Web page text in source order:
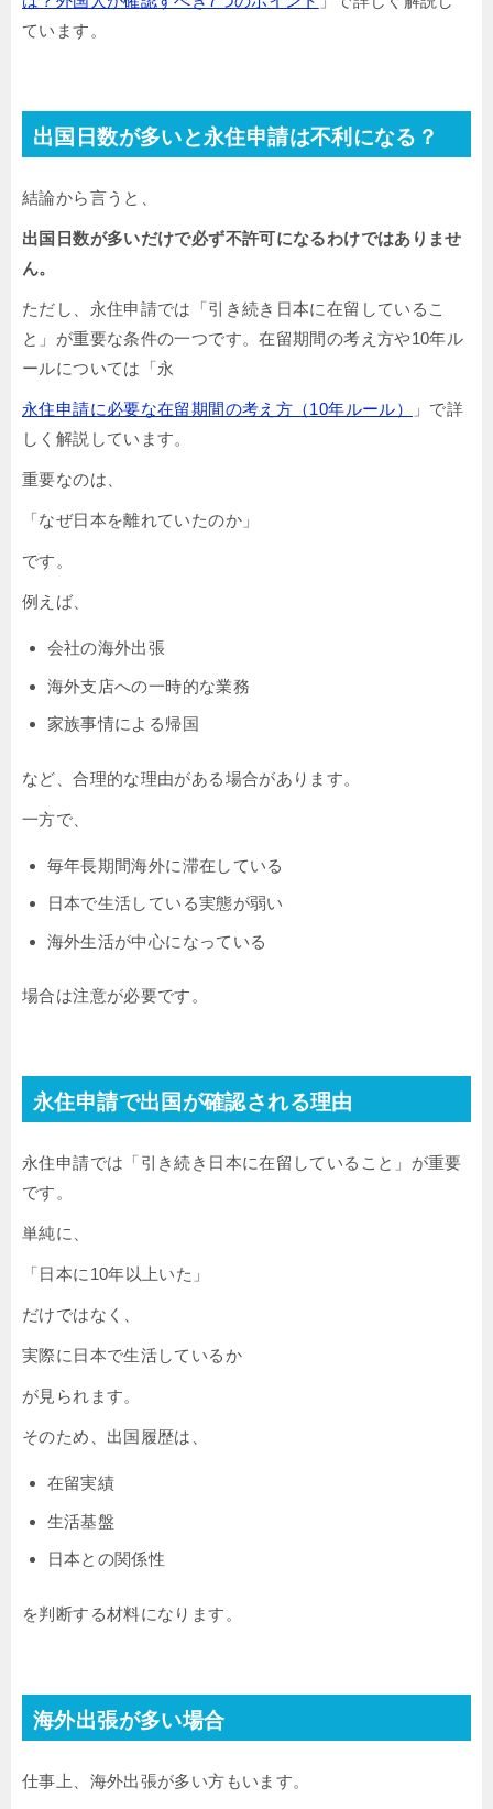
ています。
出国日数が多いと永住申請は不利になる？
結論から言うと、
出国日数が多いだけで必ず不許可になるわけではありませ
ん。
ただし、永住申請では「引き続き日本に在留しているこ
と」が重要な条件の一つです。在留期間の考え方や10年ル
ールについては「永
永住申請に必要な在留期間の考え方（10年ルール）
」で詳
しく解説しています。
重要なのは、
「なぜ日本を離れていたのか」
です。
例えば、
会社の海外出張
海外支店への一時的な業務
家族事情による帰国
など、合理的な理由がある場合があります。
一方で、
毎年長期間海外に滞在している
日本で生活している実態が弱い
海外生活が中心になっている
場合は注意が必要です。
永住申請で出国が確認される理由
永住申請では「引き続き日本に在留していること」が重要
です。
単純に、
「日本に10年以上いた」
だけではなく、
実際に日本で生活しているか
が見られます。
そのため、出国履歴は、
在留実績
生活基盤
日本との関係性
を判断する材料になります。
海外出張が多い場合
仕事上、海外出張が多い方もいます。